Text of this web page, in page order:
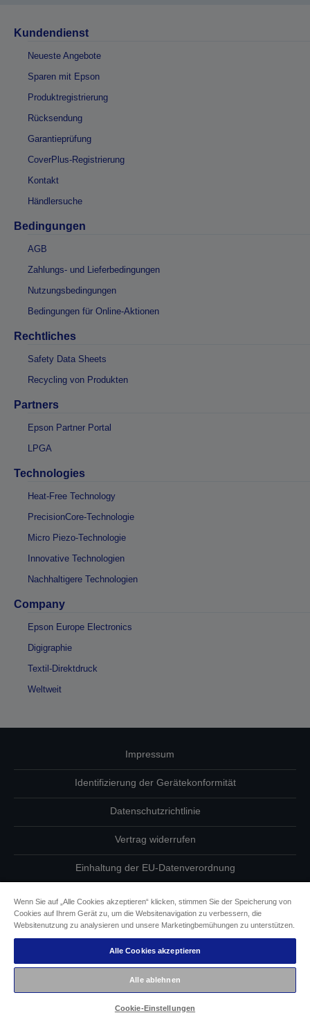
Kundendienst
Neueste Angebote
Sparen mit Epson
Produktregistrierung
Rücksendung
Garantieprüfung
CoverPlus-Registrierung
Kontakt
Händlersuche
Bedingungen
AGB
Zahlungs- und Lieferbedingungen
Nutzungsbedingungen
Bedingungen für Online-Aktionen
Rechtliches
Safety Data Sheets
Recycling von Produkten
Partners
Epson Partner Portal
LPGA
Technologies
Heat-Free Technology
PrecisionCore-Technologie
Micro Piezo-Technologie
Innovative Technologien
Nachhaltigere Technologien
Company
Epson Europe Electronics
Digigraphie
Textil-Direktdruck
Weltweit
Impressum
Identifizierung der Gerätekonformität
Datenschutzrichtlinie
Vertrag widerrufen
Einhaltung der EU-Datenverordnung
Informationen zu Cookies
Epson Engagement für Barrierefreiheit
Copyright © 2026 Seiko Epson
Wenn Sie auf „Alle Cookies akzeptieren“ klicken, stimmen Sie der Speicherung von
Cookies auf Ihrem Gerät zu, um die Websitenavigation zu verbessern, die
Websitenutzung zu analysieren und unsere Marketingbemühungen zu unterstützen.
Alle Cookies akzeptieren
Alle ablehnen
Cookie-Einstellungen